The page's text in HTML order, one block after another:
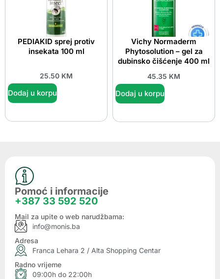
PEDIAKID sprej protiv
insekata 100 ml
25.50 KM
Dodaj u korpu
Vichy Normaderm
Phytosolution – gel za
dubinsko čišćenje 400 ml
45.35 KM
Dodaj u korpu
Pomoć i informacije
+387 33 592 520
Mail za upite o web narudžbama:
info@monis.ba
Adresa
Franca Lehara 2 / Alta Shopping Centar
Radno vrijeme
09:00h do 22:00h